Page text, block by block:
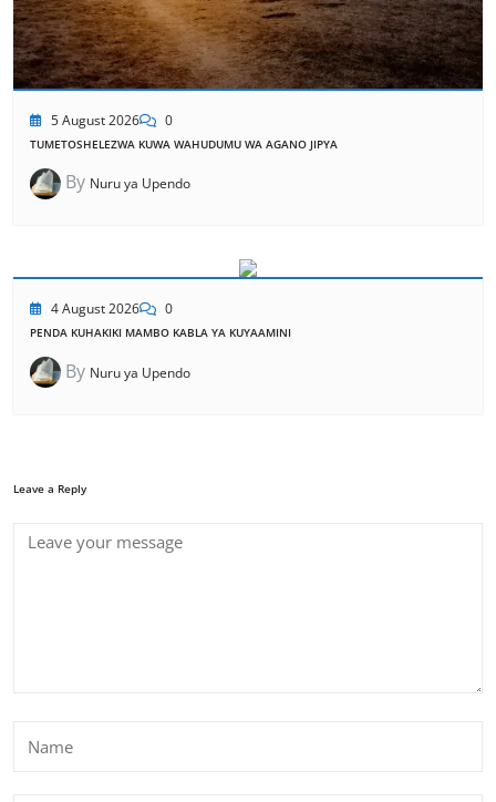
5 August 2026 0
TUMETOSHELEZWA KUWA WAHUDUMU WA AGANO JIPYA
By Nuru ya Upendo
4 August 2026 0
PENDA KUHAKIKI MAMBO KABLA YA KUYAAMINI
By Nuru ya Upendo
Leave a Reply